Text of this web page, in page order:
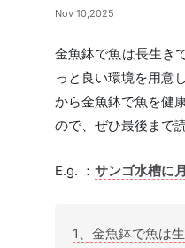
Nov 10,2025
金魚鉢で魚は長生き
っと良い環境を用意
から金魚鉢で魚を健
ので、ぜひ最後まで
E.g. ： サンゴ水槽に
1、金魚鉢で魚は